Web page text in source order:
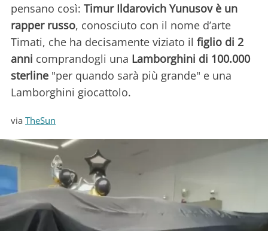
pensano così: Timur Ildarovich Yunusov è un
rapper russo, conosciuto con il nome d’arte
Timati, che ha decisamente viziato il figlio di 2
anni comprandogli una Lamborghini di 100.000
sterline "per quando sarà più grande" e una
Lamborghini giocattolo.
via TheSun